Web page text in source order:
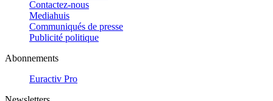
Contactez-nous
Mediahuis
Communiqués de presse
Publicité politique
Abonnements
Euractiv Pro